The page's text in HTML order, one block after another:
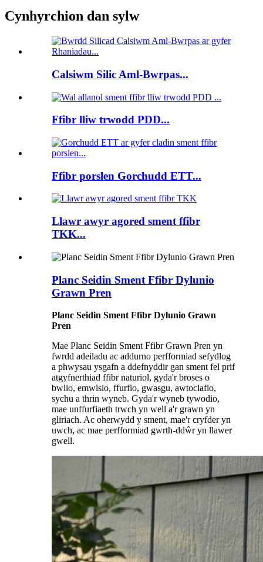
Cynhyrchion dan sylw
Calsiwm Silic Aml-Bwrpas...
Ffibr lliw trwodd PDD...
Ffibr porslen Gorchudd ETT...
Llawr awyr agored sment ffibr
TKK...
Planc Seidin Sment Ffibr Dylunio
Grawn Pren
Planc Seidin Sment Ffibr Dylunio Grawn
Pren
Mae Planc Seidin Sment Ffibr Grawn Pren yn
fwrdd adeiladu ac addurno perfformiad sefydlog
a phwysau ysgafn a ddefnyddir gan sment fel prif
atgyfnerthiad ffibr naturiol, gyda'r broses o
bwlio, emwlsio, ffurfio, gwasgu, awtoclafio,
sychu a thrin wyneb. Gyda'r wyneb tywodio,
mae unffurfiaeth trwch yn well a'r grawn yn
gliriach. Ac oherwydd y sment, mae'r cryfder yn
uwch, ac mae perfformiad gwrth-ddŵr yn llawer
gwell.